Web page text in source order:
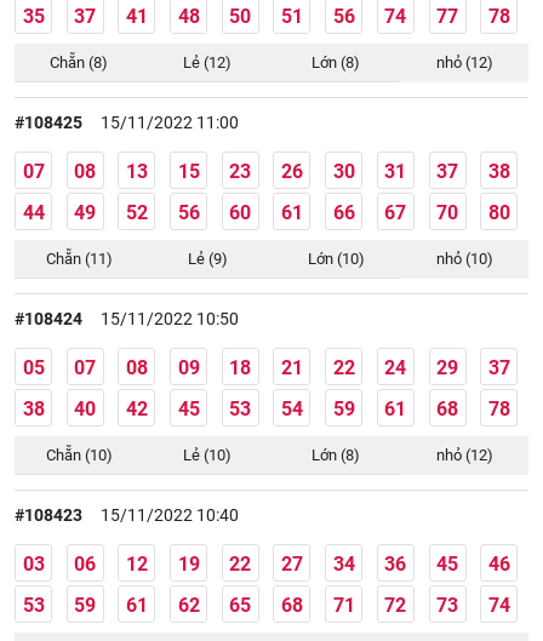
35
37 41 48 50 51 56 74 77 78
Chẵn (8) Lẻ (12) Lớn (8) nhỏ (12)
#108425 15/11/2022 11:00
07 08 13 15 23 26 30 31 37
38
44
49 52 56 60 61 66 67 70 80
Chẵn (11) Lẻ (9) Lớn (10) nhỏ (10)
#108424 15/11/2022 10:50
05 07 08 09 18 21 22 24 29
37
38
40 42 45 53 54 59 61 68 78
Chẵn (10) Lẻ (10) Lớn (8) nhỏ (12)
#108423 15/11/2022 10:40
03 06 12 19 22 27 34 36 45
46
53
59 61 62 65 68 71 72 73 74